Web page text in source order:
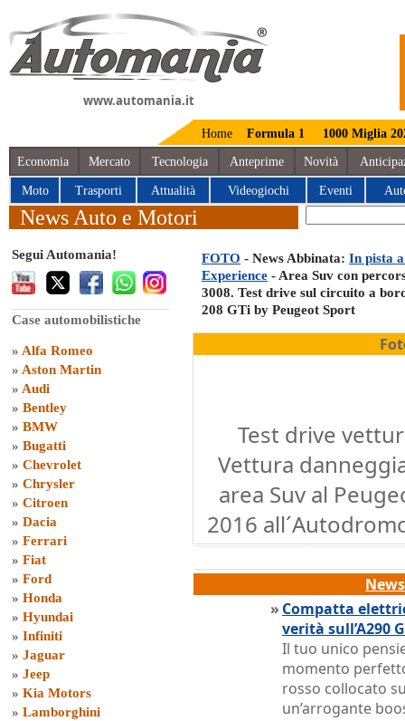
www.automania.it
Home Formula 1 1000 Miglia
Economia Mercato Tecnologia Anteprime Novità
Moto Trasporti Attualità Videogiochi Eventi
News Auto e Motori
Segui Automania!
Case automobilistiche
» Alfa Romeo
» Aston Martin
» Audi
» Bentley
» BMW
» Bugatti
» Chevrolet
» Chrysler
» Citroen
» Dacia
» Ferrari
» Fiat
» Ford
» Honda
» Hyundai
» Infiniti
» Jaguar
» Jeep
» Kia Motors
» Lamborghini
FOTO - News Abbinata: In pista
Experience - Area Suv con
3008. Test drive sul circuito a
208 GTi by Peugeot Sport
Test drive
Vettura
area Suv al
2016
» Compatta
verità sull’A290
Il tuo unico
momento
rosso collocato
un’arrogante